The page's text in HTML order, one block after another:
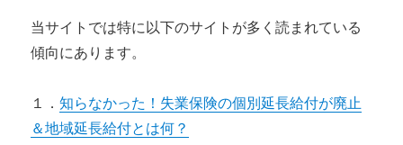
当サイトでは特に以下のサイトが多く読まれている
傾向にあります。
１．知らなかった！失業保険の個別延長給付が廃止
＆地域延長給付とは何？